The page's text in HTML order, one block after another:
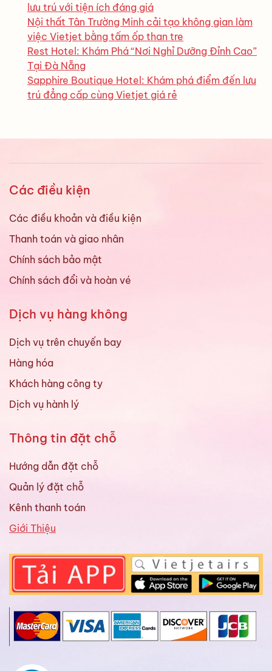
lưu trú với tiện ích đáng giá
Nội thất Tân Trường Minh cải tạo không gian làm
việc Vietjet bằng tấm ốp than tre
Rest Hotel: Khám Phá “Nơi Nghỉ Dưỡng Đỉnh Cao”
Tại Đà Nẵng
Sapphire Boutique Hotel: Khám phá điểm đến lưu
trú đẳng cấp cùng Vietjet giá rẻ
Các điều kiện
Các điều khoản và điều kiện
Thanh toán và giao nhân
Chính sách bảo mật
Chính sách đổi và hoàn vé
Dịch vụ hàng không
Dịch vụ trên chuyến bay
Hàng hóa
Khách hàng công ty
Dịch vụ hành lý
Thông tin đặt chỗ
Hướng dẫn đặt chỗ
Quản lý đặt chỗ
Kênh thanh toán
Giới Thiệu